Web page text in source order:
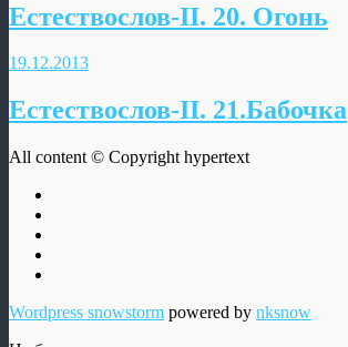
Естествослов-II. 20. Огонь
19.12.2013
Естествослов-II. 21.Бабочка
All content © Copyright hypertext
Wordpress snowstorm powered by nksnow